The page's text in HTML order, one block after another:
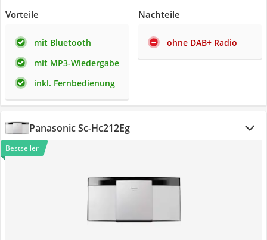
Vorteile
mit Bluetooth
mit MP3-Wiedergabe
inkl. Fernbedienung
Nachteile
ohne DAB+ Radio
Panasonic Sc-Hc212Eg
Bestseller